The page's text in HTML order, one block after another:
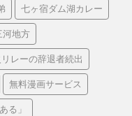
七ヶ宿ダム湖カレー
河地方
レーの辞退者続出
無料漫画サービス
る」